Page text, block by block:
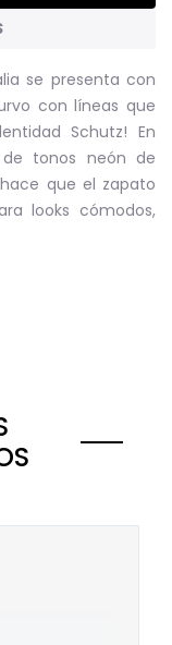
se presenta con
con líneas que
Schutz! En
tonos neón de
que el zapato
looks cómodos,